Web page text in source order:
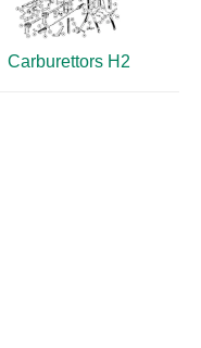
Carburettors H2